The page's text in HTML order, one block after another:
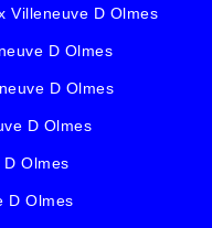
Villeneuve D Olmes
D Olmes
D Olmes
D Olmes
Olmes
D Olmes